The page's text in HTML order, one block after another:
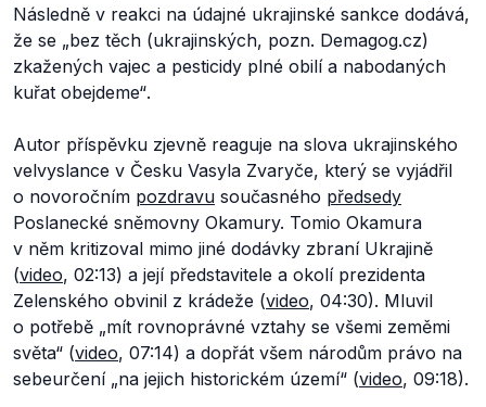
Následně v reakci na údajné ukrajinské sankce dodává,
že se „bez těch (ukrajinských, pozn. Demagog.cz)
zkažených vajec a pesticidy plné obilí a nabodaných
kuřat obejdeme“.
Autor příspěvku zjevně reaguje na slova ukrajinského
velvyslance v Česku Vasyla Zvaryče, který se vyjádřil
o novoročním pozdravu současného předsedy
Poslanecké sněmovny Okamury. Tomio Okamura
v něm kritizoval mimo jiné dodávky zbraní Ukrajině
(video, 02:13) a její představitele a okolí prezidenta
Zelenského obvinil z krádeže (video, 04:30). Mluvil
o potřebě „mít rovnoprávné vztahy se všemi zeměmi
světa“ (video, 07:14) a dopřát všem národům právo na
sebeurčení „na jejich historickém území“ (video, 09:18).